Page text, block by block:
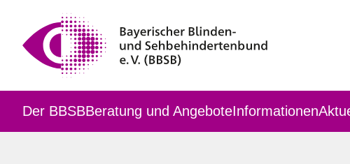
Der BBSBBeratung und AngeboteInformationen